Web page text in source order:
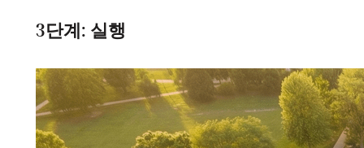
3단계: 실행